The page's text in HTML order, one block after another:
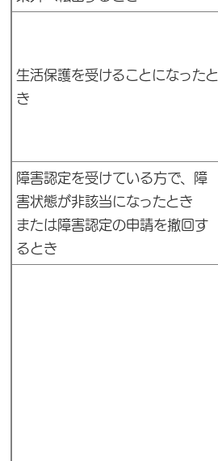
生活保護を受けることになったと
き
障害認定を受けている方で、障
害状態が非該当になったとき
または障害認定の申請を撤回す
るとき